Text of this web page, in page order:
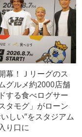
幕！Ｊリーグのス
グルメ約2000店舗
する食べログサー
タモグ」がローン
しい”をスタジアム
り口に